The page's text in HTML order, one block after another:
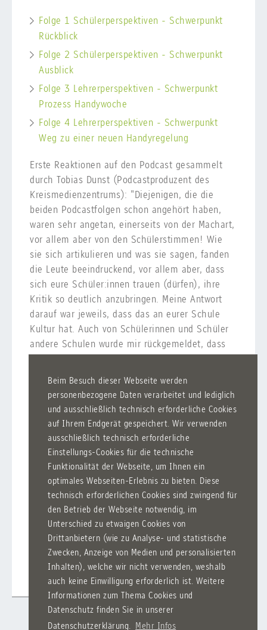
Beim Besuch dieser Webseite werden
personenbezogene Daten verarbeitet und lediglich
und ausschließlich technisch erforderliche Cookies
auf Ihrem Endgerät gespeichert. Wir verwenden
ausschließlich technisch erforderliche
Einstellungs-Cookies für die technische
Funktionalität der Webseite, um Ihnen ein
optimales Webseiten-Erlebnis zu bieten. Diese
technisch erforderlichen Cookies sind zwingend für
den Betrieb der Webseite notwendig, im
Unterschied zu etwaigen Cookies von
Drittanbietern (wie zu Analyse- und statistische
Zwecken, Anzeige von Medien und personalisierten
Inhalten), welche wir nicht verwenden, weshalb
auch keine Einwilligung erforderlich ist. Weitere
Informationen zum Thema Cookies und
Datenschutz finden Sie in unserer
Datenschutzerklärung. Mehr Infos
Folge 1 Schülerperspektiven - Schwerpunkt
Rückblick
Folge 2 Schülerperspektiven - Schwerpunkt
Ausblick
Folge 3 Lehrerperspektiven - Schwerpunkt
Prozess Handywoche
Folge 4 Lehrerperspektiven - Schwerpunkt
Weg zu einer neuen Handyregelung
Erste Reaktionen auf den Podcast gesammelt
durch Tobias Dunst (Podcastproduzent des
Kreismedienzentrums): "Diejenigen, die die
beiden Podcastfolgen schon angehört haben,
waren sehr angetan, einerseits von der Machart,
vor allem aber von den Schülerstimmen! Wie
sie sich artikulieren und was sie sagen, fanden
die Leute beeindruckend, vor allem aber, dass
sich eure Schüler:innen trauen (dürfen), ihre
Kritik so deutlich anzubringen. Meine Antwort
darauf war jeweils, dass das an eurer Schule
Kultur hat. Auch von Schülerinnen und Schüler
andere Schulen wurde mir rückgemeldet, dass
sie nicht wissen, ob sie sich trauen würden, so
offen über Schulisches zu sprechen. Spätestens
da wurde mir klar, dass – wie Rosa [ehemalige
Schülersprecherin des Salvatorkollegs] es nennt
– Augenhöhe nicht selbstverständlich ist."
Im Rahmen des Geniestreichs der Klassenstufe
10 hat Paula Dreher einen Zeichentrickfilm
erstellt, der zum Nachdenken über unseren
Handykonsum anregen soll.
Zeichentrickfilm Handygeniestreich
Alexander Notz